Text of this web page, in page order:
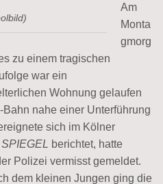
Am
Monta
gmorg
zu einem tragischen
war ein
Wohnung gelaufen
nahe einer Unterführung
sich im Kölner
SPIEGEL berichtet, hatte
Polizei vermisst gemeldet.
dem kleinen Jungen ging die